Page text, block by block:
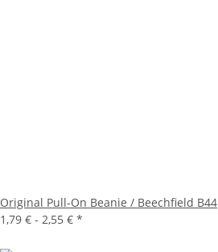
Original Pull-On Beanie / Beechfield B44
1,79 € - 2,55 € *